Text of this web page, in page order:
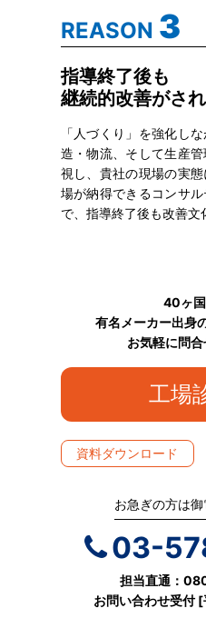
REASON 3
指導終了後も
継続的改善がさ
「人づくり」を強化し
造・物流、そして生産
視し、貴社の現場の実
場が納得できるコンサ
で、指導終了後も改善文
40ヶ国
有名メーカー出身
お気軽に問合
工場
資料ダウンロード
お急ぎの方は御
03-
担当直通：
お問い合わせ受付